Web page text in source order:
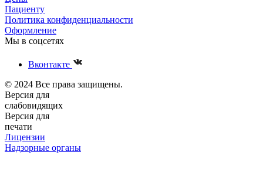
Пациенту
Политика конфиденциальности
Оформление
Мы в соцсетях
Вконтакте
© 2024 Все права защищены.
Версия для
слабовидящих
Версия для
печати
Лицензии
Надзорные органы